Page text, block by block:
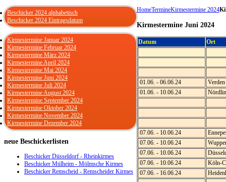
HomeTermineKirmestermine 2024
Kirmestermine Juni 2024
Datum Ort
01.06. - 06.06.24
Verden
01.06. - 10.06.24
07.06. - 10.06.24
07.06. - 10.06.24
07.06. - 10.06.24
07.06. - 10.06.24
Köln-
07.06. - 16.06.24
Beschicker 2024 alphabetisch
Beschicker 2024 Eintragsdatum
Kirmestermine Januar 2024
Kirmestermine Februar 2024
Kirmestermine März 2024
Kirmestermine April 2024
Kirmestermine Mai 2024
Kirmestermine Juni 2024
Kirmestermine Juli 2024
Kirmestermine August 2024
Kirmestermine September 2024
Kirmestermine Oktober 2024
Kirmestermine November 2024
Kirmestermine Dezember 2024
neue Beschickerlisten
Beschicker Düsseldorf - Rheinkirmes
Beschicker Mülheim - Mölmsche Kirmes
Beschicker Remscheid - Remscheider Kirmes